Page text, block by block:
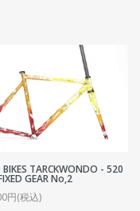
BIKES TARCKWONDO - 520
GEAR No,2
円(税込)